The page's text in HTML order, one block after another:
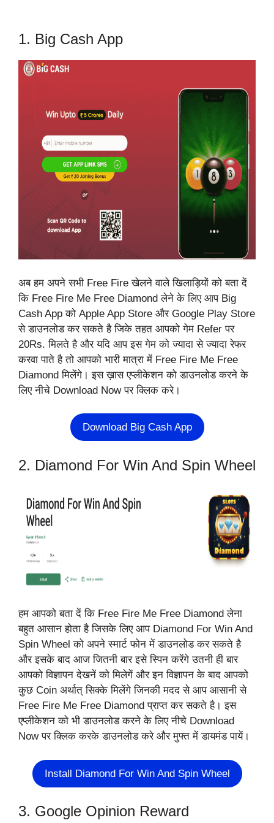
1. Big Cash App
अब हम अपने सभी Free Fire खेलने वाले खिलाड़ियों को बता दें
कि Free Fire Me Free Diamond लेने के लिए आप Big
Cash App को Apple App Store और Google Play Store
से डाउनलोड कर सकते है जिके तहत आपको गेम Refer पर
20Rs. मिलते है और यदि आप इस गेम को ज्यादा से ज्यादा रेफर
करवा पाते है तो आपको भारी मात्रा में Free Fire Me Free
Diamond मिलेंगे। इस ख़ास एप्लीकेशन को डाउनलोड करने के
लिए नीचे Download Now पर क्लिक करे।
Download Big Cash App
2. Diamond For Win And Spin Wheel
हम आपको बता दें कि Free Fire Me Free Diamond लेना
बहुत आसान होता है जिसके लिए आप Diamond For Win And
Spin Wheel को अपने स्मार्ट फोन में डाउनलोड कर सकते है
और इसके बाद आज जितनी बार इसे स्पिन करेंगे उतनी ही बार
आपको विज्ञापन देखनें को मिलेगें और इन विज्ञापन के बाद आपको
कुछ Coin अर्थात् सिक्के मिलेंगे जिनकी मदद से आप आसानी से
Free Fire Me Free Diamond प्राप्त कर सकते है। इस
एप्लीकेशन को भी डाउनलोड करने के लिए नीचे Download
Now पर क्लिक करके डाउनलोड करे और मुफ्त में डायमंड पायें।
Install Diamond For Win And Spin Wheel
3. Google Opinion Reward